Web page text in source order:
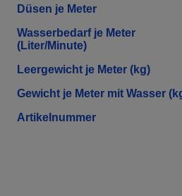
Düsen je Meter
Wasserbedarf je Meter
(Liter/Minute)
Leergewicht je Meter (kg)
Gewicht je Meter mit Wasser
Artikelnummer